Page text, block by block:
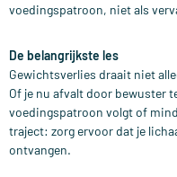
voedingspatroon, niet als
De belangrijkste les
Gewichtsverlies draait niet
Of je nu afvalt door bewuster
voedingspatroon volgt of
traject: zorg ervoor dat je
ontvangen.